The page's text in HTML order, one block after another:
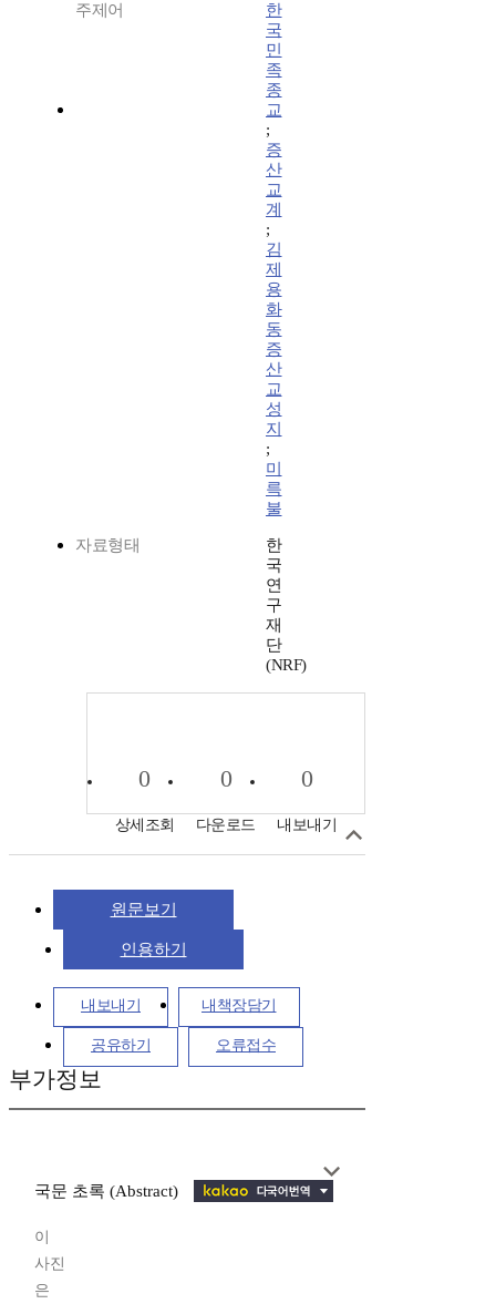
주제어
한
국
민
족
종
교
;
증
산
교
계
;
김
제
용
화
동
증
산
교
성
지
;
미
륵
불
자료형태
한
국
연
구
재
단
(NRF)
0
상세조회
0
다운로드
0
내보내기
원문보기
인용하기
내보내기 내책장담기
공유하기 오류접수
부가정보
국문 초록 (Abstract)
이
사진
은